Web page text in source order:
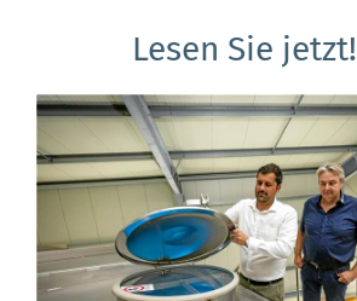
Lesen Sie jetzt!